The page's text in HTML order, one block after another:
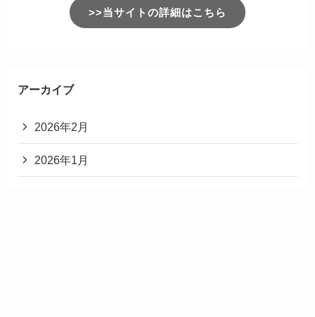
>>当サイトの詳細はこちら
アーカイブ
2026年2月
2026年1月